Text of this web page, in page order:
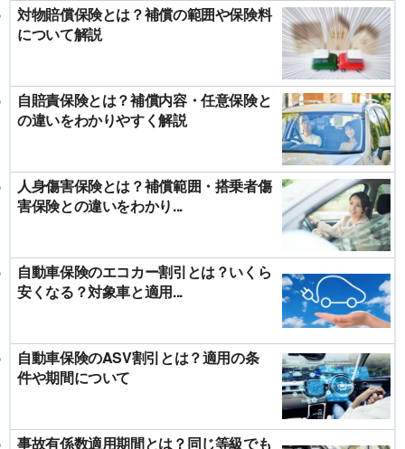
対物賠償保険とは？補償の範囲や保険料
について解説
自賠責保険とは？補償内容・任意保険と
の違いをわかりやすく解説
人身傷害保険とは？補償範囲・搭乗者傷
害保険との違いをわかり...
自動車保険のエコカー割引とは？いくら
安くなる？対象車と適用...
自動車保険のASV割引とは？適用の条
件や期間について
事故有係数適用期間とは？同じ等級でも